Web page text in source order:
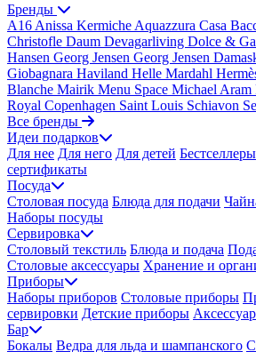
Бренды
A16 Anissa Kermiche Aquazzura Casa
Christofle Daum Devagarliving Dolce &
Hansen Georg Jensen Georg Jensen
Giobagnara Haviland Helle Mardahl
Blanche Mairik Menu Space Michael Aram
Royal Copenhagen Saint Louis Schiavon
Все бренды
Идеи подарков
Для нее Для него Для детей Бестселлеры
сертификаты
Посуда
Столовая посуда Блюда для подачи
Наборы посуды
Сервировка
Столовый текстиль Блюда и подача
Столовые аксессуары Хранение и
Приборы
Наборы приборов Столовые приборы
сервировки Детские приборы
Бар
Бокалы Ведра для льда и шампанского